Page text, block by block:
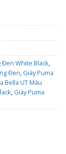
Đen White Black,
Đen, Giày Puma
Bella UT Màu
, Giày Puma